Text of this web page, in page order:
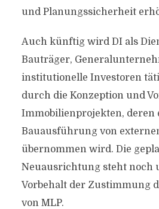
und Planungssicherheit
Auch künftig wird DI als
Bauträger,
institutionelle Investoren
durch die Konzeption und
Immobilienprojekten, deren
Bauausführung von
übernommen wird. Die
Neuausrichtung steht noch
Vorbehalt der Zustimmung
von MLP.